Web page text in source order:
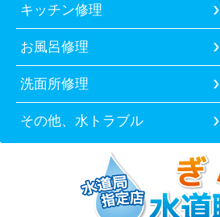
キッチン修理
お風呂修理
洗面所修理
その他、水トラブル